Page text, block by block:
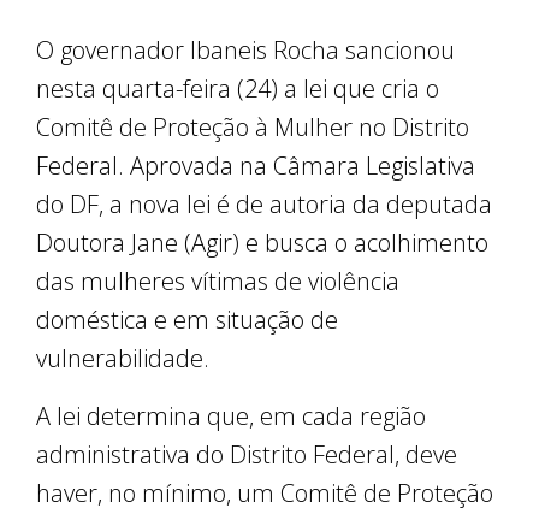
O governador Ibaneis Rocha sancionou
nesta quarta-feira (24) a lei que cria o
Comitê de Proteção à Mulher no Distrito
Federal. Aprovada na Câmara Legislativa
do DF, a nova lei é de autoria da deputada
Doutora Jane (Agir) e busca o acolhimento
das mulheres vítimas de violência
doméstica e em situação de
vulnerabilidade.
A lei determina que, em cada região
administrativa do Distrito Federal, deve
haver, no mínimo, um Comitê de Proteção